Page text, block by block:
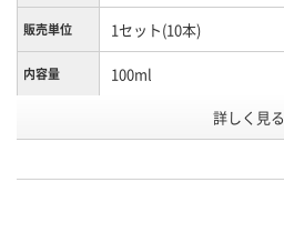
販売単位 1セット(10本)
内容量 100ml
詳しく見る